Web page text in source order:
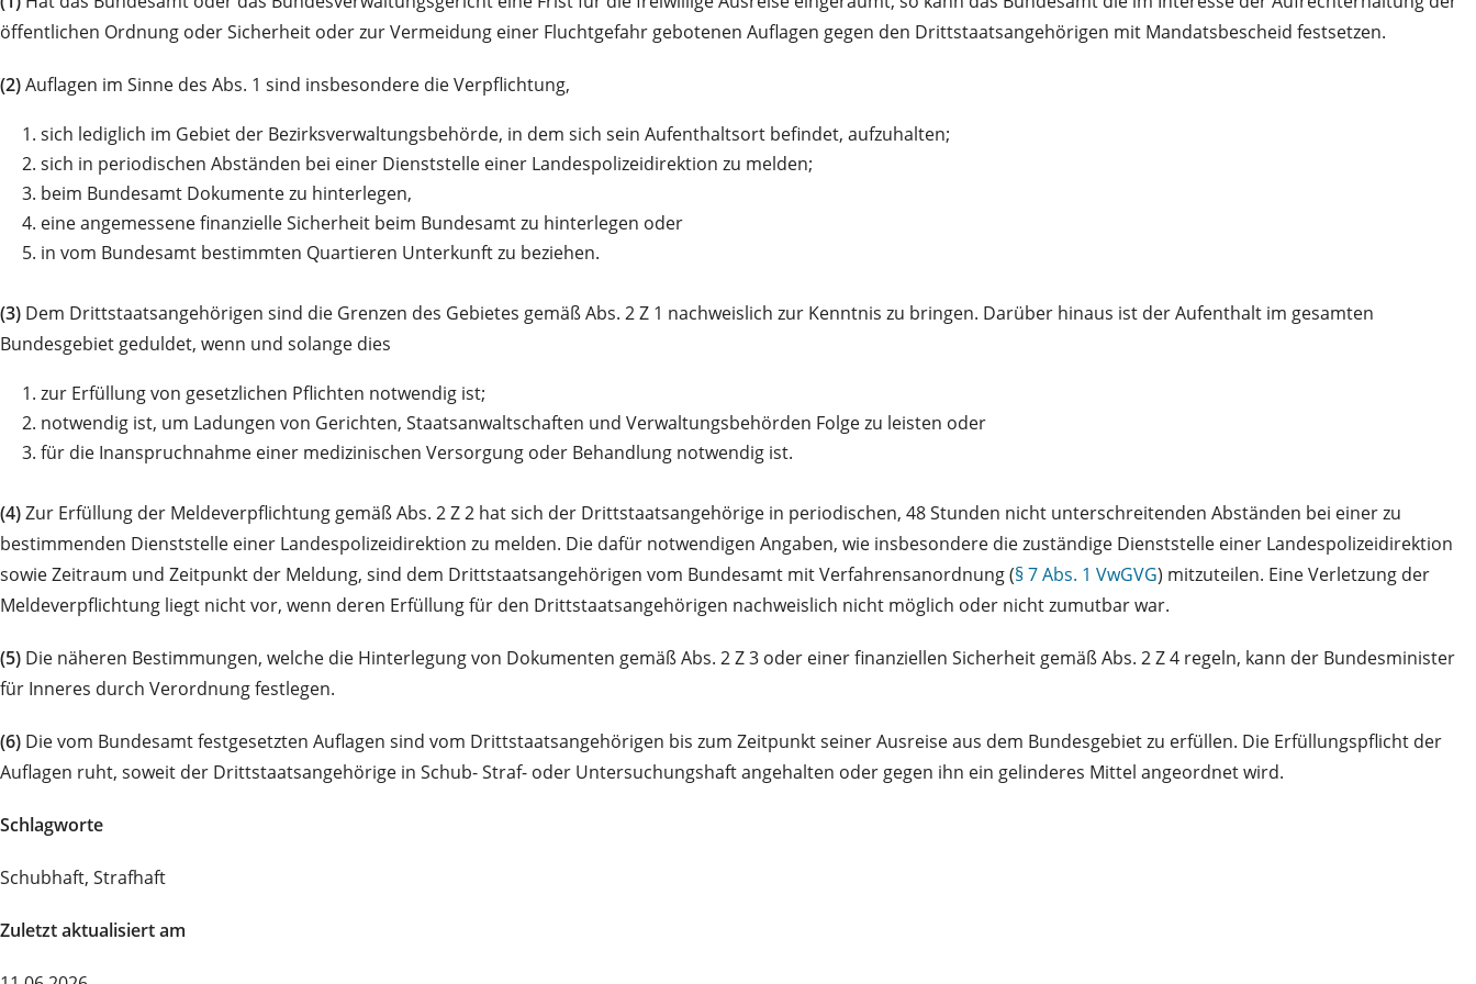
öffentlichen Ordnung oder Sicherheit oder zur Vermeidung einer Fluchtgefahr gebotenen Auflagen gegen den Drittstaatsangehörigen mit Mandatsbescheid festsetzen.
(2)Auflagen im Sinne des Abs. 1 sind insbesondere die Verpflichtung,
1. sich lediglich im Gebiet der Bezirksverwaltungsbehörde, in dem sich sein Aufenthaltsort befindet, aufzuhalten;
2. sich in periodischen Abständen bei einer Dienststelle einer Landespolizeidirektion zu melden;
3. beim Bundesamt Dokumente zu hinterlegen,
4. eine angemessene finanzielle Sicherheit beim Bundesamt zu hinterlegen oder
5. in vom Bundesamt bestimmten Quartieren Unterkunft zu beziehen.
(3) Dem Drittstaatsangehörigen sind die Grenzen des Gebietes gemäß Abs. 2 Z 1 nachweislich zur Kenntnis zu bringen. Darüber hinaus ist der Aufenthalt im gesamten
Bundesgebiet geduldet, wenn und solange dies
1. zur Erfüllung von gesetzlichen Pflichten notwendig ist;
2. notwendig ist, um Ladungen von Gerichten, Staatsanwaltschaften und Verwaltungsbehörden Folge zu leisten oder
3. für die Inanspruchnahme einer medizinischen Versorgung oder Behandlung notwendig ist.
(4)Zur Erfüllung der Meldeverpflichtung gemäß Abs. 2 Z 2 hat sich der Drittstaatsangehörige in periodischen, 48 Stunden nicht unterschreitenden Abständen bei einer zu
bestimmenden Dienststelle einer Landespolizeidirektion zu melden. Die dafür notwendigen Angaben, wie insbesondere die zuständige Dienststelle einer Landespolizeidirektion
sowie Zeitraum und Zeitpunkt der Meldung, sind dem Drittstaatsangehörigen vom Bundesamt mit Verfahrensanordnung (§ 7 Abs. 1 VwGVG) mitzuteilen. Eine Verletzung der
Meldeverpflichtung liegt nicht vor, wenn deren Erfüllung für den Drittstaatsangehörigen nachweislich nicht möglich oder nicht zumutbar war.
(5) Die näheren Bestimmungen, welche die Hinterlegung von Dokumenten gemäß Abs. 2 Z 3 oder einer finanziellen Sicherheit gemäß Abs. 2 Z 4 regeln, kann der Bundesminister
für Inneres durch Verordnung festlegen.
(6) Die vom Bundesamt festgesetzten Auflagen sind vom Drittstaatsangehörigen bis zum Zeitpunkt seiner Ausreise aus dem Bundesgebiet zu erfüllen. Die Erfüllungspflicht der
Auflagen ruht, soweit der Drittstaatsangehörige in Schub- Straf- oder Untersuchungshaft angehalten oder gegen ihn ein gelinderes Mittel angeordnet wird.
Schlagworte
Schubhaft, Strafhaft
Zuletzt aktualisiert am